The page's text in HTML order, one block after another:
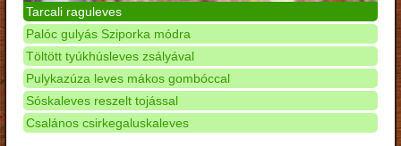
Tarcali raguleves
Palóc gulyás Sziporka módra
Töltött tyúkhúsleves zsályával
Pulykazúza leves mákos gombóccal
Sóskaleves reszelt tojással
Csalános csirkegaluskaleves